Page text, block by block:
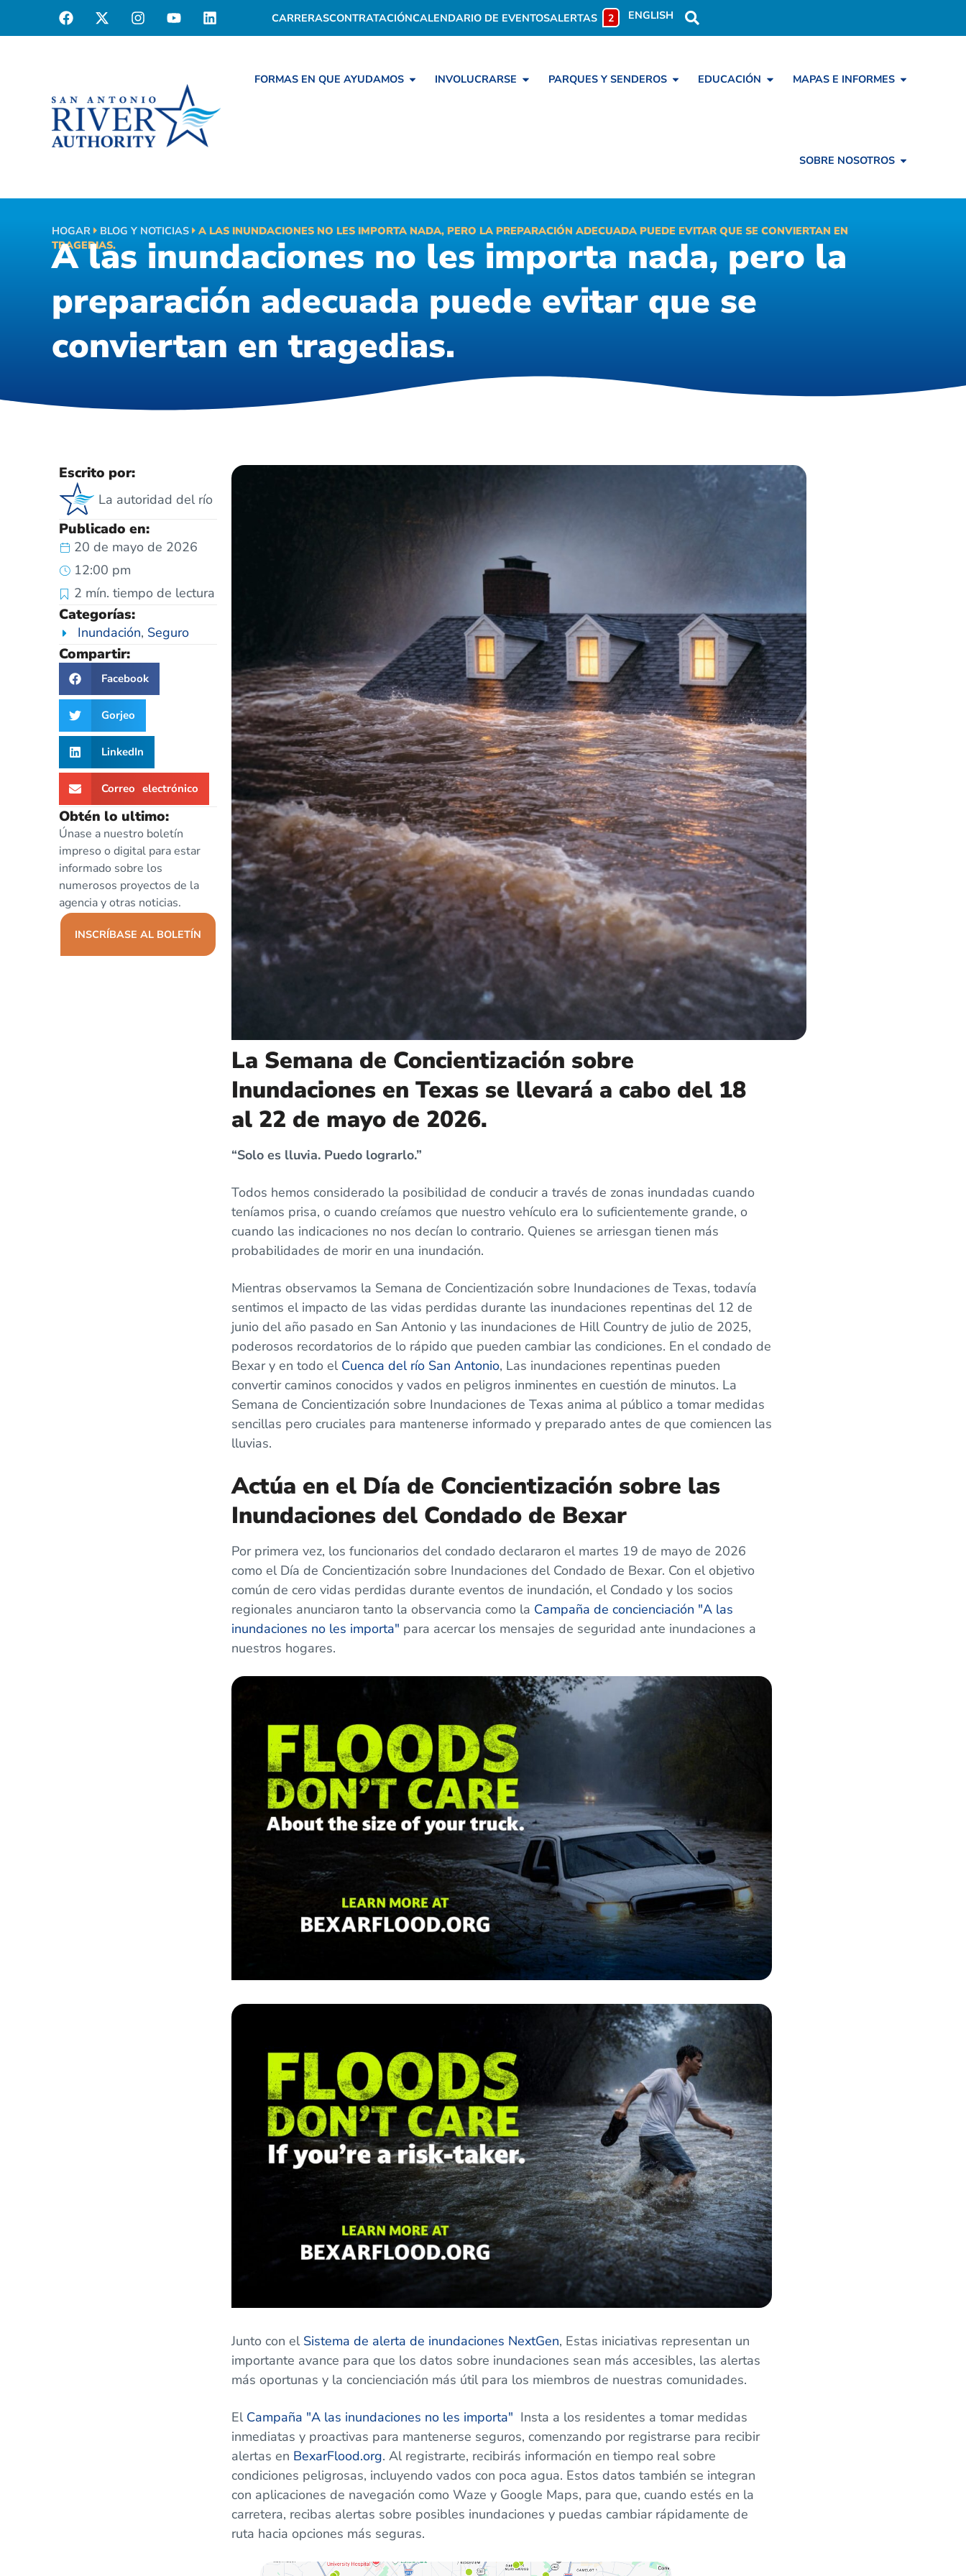
CARRERASCONTRATACIÓNCALENDARIO DE EVENTOSALERTAS 2 ENGLISH
FORMAS EN QUE AYUDAMOS INVOLUCRARSE PARQUES Y SENDEROS EDUCACIÓN MAPAS E INFORMES
SOBRE NOSOTROS
HOGAR BLOG Y NOTICIAS
A LAS INUNDACIONES NO LES IMPORTA NADA, PERO LA PREPARACIÓN ADECUADA PUEDE EVITAR QUE SE CONVIERTAN EN
TRAGEDIAS.
A las inundaciones no les importa nada, pero la
preparación adecuada puede evitar que se
conviertan en tragedias.
Escrito por:
La autoridad del río
Publicado en:
20 de mayo de 2026
12:00 pm
2 mín. tiempo de lectura
Categorías:
Inundación, Seguro
Compartir:
Facebook
Gorjeo
LinkedIn
Correo electrónico
Obtén lo ultimo:
Únase a nuestro boletín
impreso o digital para estar
informado sobre los
numerosos proyectos de la
agencia y otras noticias.
INSCRÍBASE AL BOLETÍN
La Semana de Concientización sobre
Inundaciones en Texas se llevará a cabo del 18
al 22 de mayo de 2026.
“Solo es lluvia. Puedo lograrlo.”
Todos hemos considerado la posibilidad de conducir a través de zonas inundadas cuando
teníamos prisa, o cuando creíamos que nuestro vehículo era lo suficientemente grande, o
cuando las indicaciones no nos decían lo contrario. Quienes se arriesgan tienen más
probabilidades de morir en una inundación.
Mientras observamos la Semana de Concientización sobre Inundaciones de Texas, todavía
sentimos el impacto de las vidas perdidas durante las inundaciones repentinas del 12 de
junio del año pasado en San Antonio y las inundaciones de Hill Country de julio de 2025,
poderosos recordatorios de lo rápido que pueden cambiar las condiciones. En el condado de
Bexar y en todo el Cuenca del río San Antonio, Las inundaciones repentinas pueden
convertir caminos conocidos y vados en peligros inminentes en cuestión de minutos. La
Semana de Concientización sobre Inundaciones de Texas anima al público a tomar medidas
sencillas pero cruciales para mantenerse informado y preparado antes de que comiencen las
lluvias.
Actúa en el Día de Concientización sobre las
Inundaciones del Condado de Bexar
Por primera vez, los funcionarios del condado declararon el martes 19 de mayo de 2026
como el Día de Concientización sobre Inundaciones del Condado de Bexar. Con el objetivo
común de cero vidas perdidas durante eventos de inundación, el Condado y los socios
regionales anunciaron tanto la observancia como la Campaña de concienciación "A las
inundaciones no les importa" para acercar los mensajes de seguridad ante inundaciones a
nuestros hogares.
Junto con el Sistema de alerta de inundaciones NextGen, Estas iniciativas representan un
importante avance para que los datos sobre inundaciones sean más accesibles, las alertas
más oportunas y la concienciación más útil para los miembros de nuestras comunidades.
El Campaña "A las inundaciones no les importa" Insta a los residentes a tomar medidas
inmediatas y proactivas para mantenerse seguros, comenzando por registrarse para recibir
alertas en BexarFlood.org. Al registrarte, recibirás información en tiempo real sobre
condiciones peligrosas, incluyendo vados con poca agua. Estos datos también se integran
con aplicaciones de navegación como Waze y Google Maps, para que, cuando estés en la
carretera, recibas alertas sobre posibles inundaciones y puedas cambiar rápidamente de
ruta hacia opciones más seguras.